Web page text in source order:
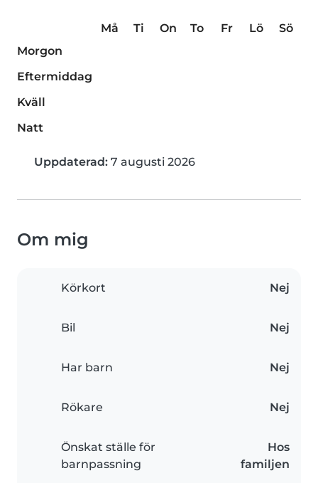
Må Ti On To Fr Lö
Sö
Morgon
Eftermiddag
Kväll
Natt
Uppdaterad: 7 augusti 2026
Om mig
Körkort Nej
Bil Nej
Har barn Nej
Rökare Nej
Önskat ställe för
barnpassning
Hos
familjen